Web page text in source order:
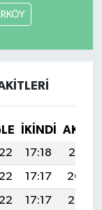
İKINDI
17:18
20:41
17:17
20:40
17:17
20:39